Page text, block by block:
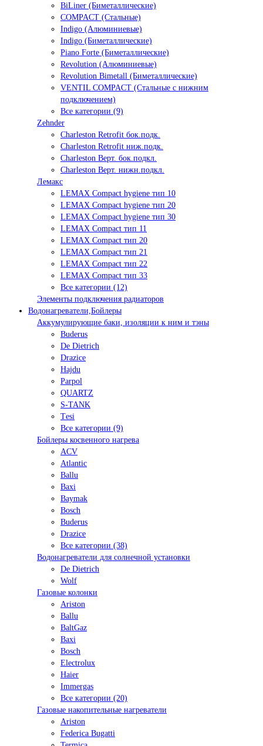
BiLiner (Биметаллические)
COMPACT (Стальные)
Indigo (Алюминиевые)
Indigo (Биметаллические)
Piano Forte (Биметаллические)
Revolution (Алюминиевые)
Revolution Bimetall (Биметаллические)
VENTIL COMPACT (Стальные с нижним
подключением)
Все категории (9)
Zehnder
Charleston Retrofit бок.подк.
Charleston Retrofit ниж.подк.
Charleston Верт. бок.подкл.
Charleston Верт. нижн.подкл.
Лемакс
LEMAX Compact hygiene тип 10
LEMAX Compact hygiene тип 20
LEMAX Compact hygiene тип 30
LEMAX Compact тип 11
LEMAX Compact тип 20
LEMAX Compact тип 21
LEMAX Compact тип 22
LEMAX Compact тип 33
Все категории (12)
Элементы подключения радиаторов
Водонагреватели,Бойлеры
Аккумулирующие баки, изоляции к ним и тэны
Buderus
De Dietrich
Drazice
Hajdu
Parpol
QUARTZ
S-TANK
Tеsi
Все категории (9)
Бойлеры косвенного нагрева
ACV
Atlantic
Ballu
Baxi
Baymak
Bosch
Buderus
Drazice
Все категории (38)
Водонагреватели для солнечной установки
De Dietrich
Wolf
Газовые колонки
Ariston
Ballu
BaltGaz
Baxi
Bosсh
Electrolux
Haier
Immergas
Все категории (20)
Газовые накопительные нагреватели
Ariston
Federica Bugatti